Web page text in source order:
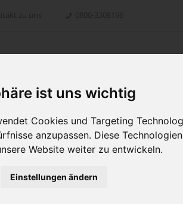
ist uns wichtig
Cookies und Targeting
anzupassen. Diese
Website weiter zu entwickeln.
Einstellungen ändern